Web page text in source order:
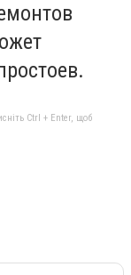
Ctrl + Enter, щоб